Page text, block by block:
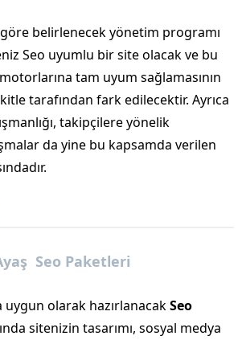
belirlenecek yönetim programı
Seo uyumlu bir site olacak ve bu
tam uyum sağlamasının
tarafından fark edilecektir. Ayrıca
takipçilere yönelik
da yine bu kapsamda verilen
Seo Paketleri
uygun olarak hazırlanacakSeo
sitenizin tasarımı, sosyal medya